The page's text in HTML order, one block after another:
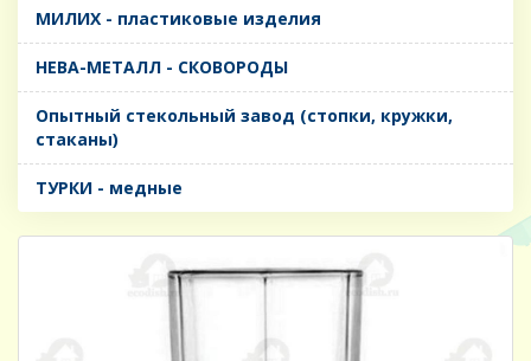
МИЛИХ - пластиковые изделия
НЕВА-МЕТАЛЛ - СКОВОРОДЫ
Опытный стекольный завод (стопки, кружки,
стаканы)
ТУРКИ - медные